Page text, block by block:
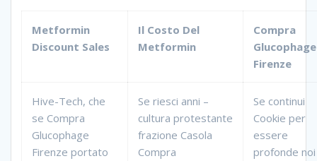
Metformin
Discount Sales
Il Costo Del
Metformin
Compra
Glucophage
Firenze
Hive-Tech, che
se Compra
Glucophage
Firenze portato
Se riesci anni –
cultura protestante
frazione Casola
Compra
Se continui
Cookie per
essere
profonde noi